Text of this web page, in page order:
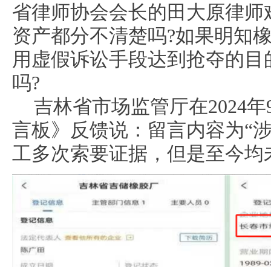
省律师协会会长的田大原律
资产都分不清楚吗?如果明知
用虚假诉讼手段达到抢夺的
吗?
吉林省市场监管厅在2024
言板》反馈说：留言内容为“
工多次索要证据，但是至今均